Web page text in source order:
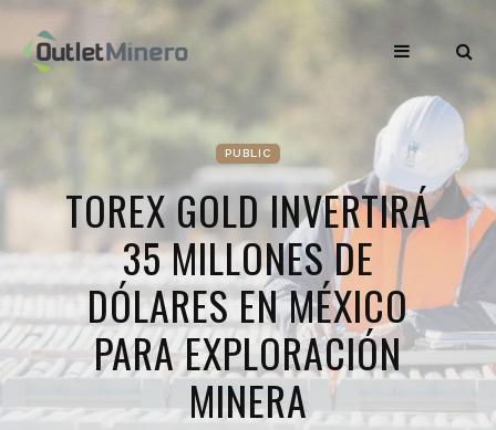
PUBLIC
TOREX GOLD INVERTIRÁ
35 MILLONES DE
DÓLARES EN MÉXICO
PARA EXPLORACIÓN
MINERA